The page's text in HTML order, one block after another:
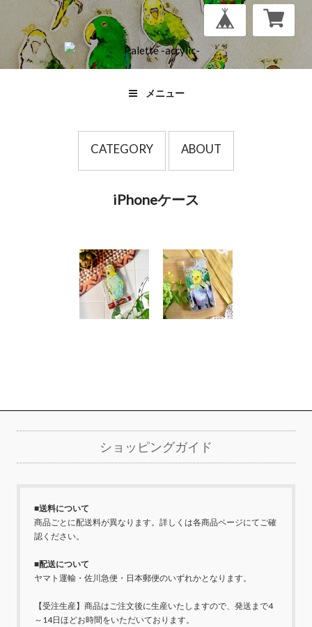
メニュー
CATEGORY ABOUT
iPhoneケース
ショッピングガイド
■送料について
商品ごとに配送料が異なります。詳しくは各商品ページにてご確
認ください。
■配送について
ヤマト運輸・佐川急便・日本郵便のいずれかとなります。
【受注生産】商品はご注文後に生産いたしますので、発送まで4
～14日ほどお時間をいただいております。